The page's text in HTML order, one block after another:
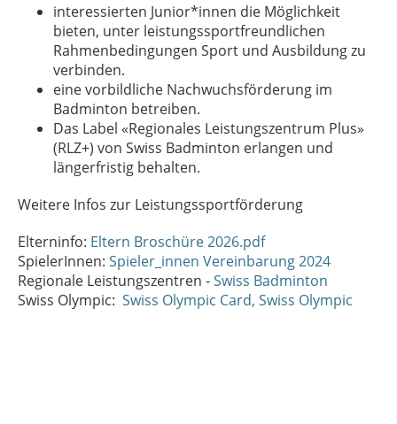
interessierten Junior*innen die Möglichkeit
bieten, unter leistungssportfreundlichen
Rahmenbedingungen Sport und Ausbildung zu
verbinden.
eine vorbildliche Nachwuchsförderung im
Badminton betreiben.
Das Label «Regionales Leistungszentrum Plus»
(RLZ+) von Swiss Badminton erlangen und
längerfristig behalten.
Weitere Infos zur Leistungssportförderung
Elterninfo: Eltern Broschüre 2026.pdf
SpielerInnen: Spieler_innen Vereinbarung 2024
Regionale Leistungszentren -Swiss Badminton
Swiss Olympic: Swiss Olympic Card, Swiss Olympic